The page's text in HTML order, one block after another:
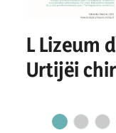
L Lizeum
Urtijëi